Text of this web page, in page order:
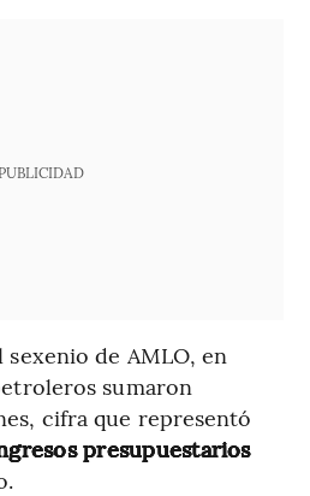
de AMLO, en
sumaron
cifra que representó
presupuestarios